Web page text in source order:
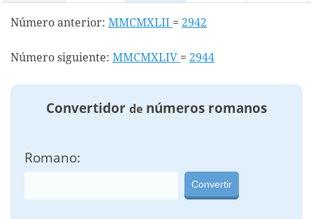
Número anterior: MMCMXLII = 2942
Número siguiente: MMCMXLIV = 2944
Convertidor de números romanos
Romano:
Convertir